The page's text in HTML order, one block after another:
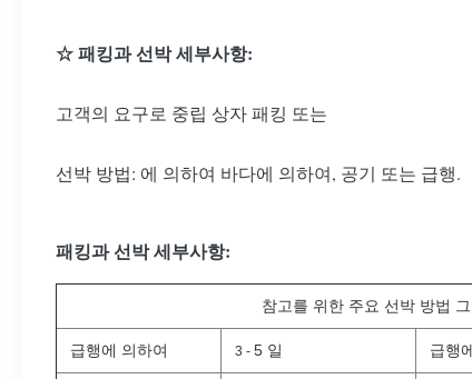
☆ 패킹과 선박 세부사항:
고객의 요구로 중립 상자 패킹 또는
선박 방법: 에 의하여 바다에 의하여, 공기 또는 급행.
패킹과 선박 세부사항:
참고를 위한 주요 선박 방법
급행에 의하여 3 - 5 일 급행